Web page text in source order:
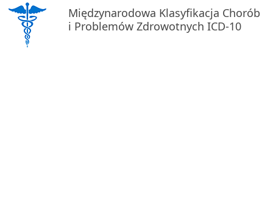
Międzynarodowa Klasyfikacja Chorób
i Problemów Zdrowotnych ICD-10